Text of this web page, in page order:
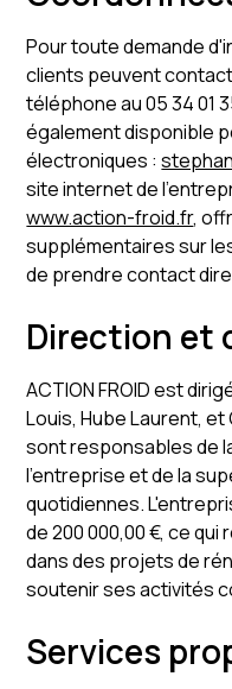
Pour toute demande
clients peuvent
téléphone au 05 34 01
également disponible
électroniques :
site internet de
www.action-froid.fr,
supplémentaires sur
de prendre contact
Direction et
ACTION FROID est
Louis, Hube Laurent,
sont responsables de
l'entreprise et de la
quotidiennes.
de 200 000,00 €, ce
dans des projets de
soutenir ses activités
Services